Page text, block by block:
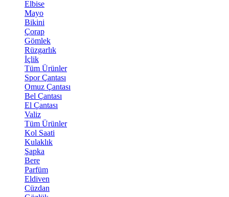
Elbise
Mayo
Bikini
Çorap
Gömlek
Rüzgarlık
İçlik
Tüm Ürünler
Spor Çantası
Omuz Çantası
Bel Çantası
El Çantası
Valiz
Tüm Ürünler
Kol Saati
Kulaklık
Şapka
Bere
Parfüm
Eldiven
Cüzdan